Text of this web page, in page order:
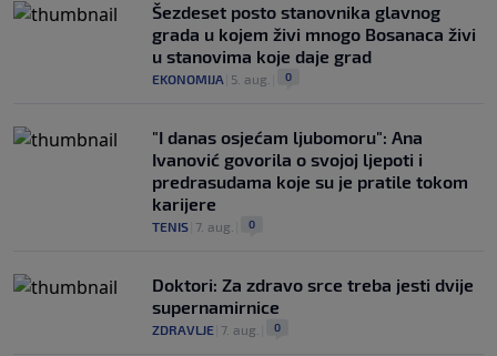
Šezdeset posto stanovnika glavnog
grada u kojem živi mnogo Bosanaca živi
u stanovima koje daje grad
EKONOMIJA 5. aug. 0
"I danas osjećam ljubomoru": Ana
Ivanović govorila o svojoj ljepoti i
predrasudama koje su je pratile tokom
karijere
TENIS 7. aug. 0
Doktori: Za zdravo srce treba jesti dvije
supernamirnice
ZDRAVLJE 7. aug. 0